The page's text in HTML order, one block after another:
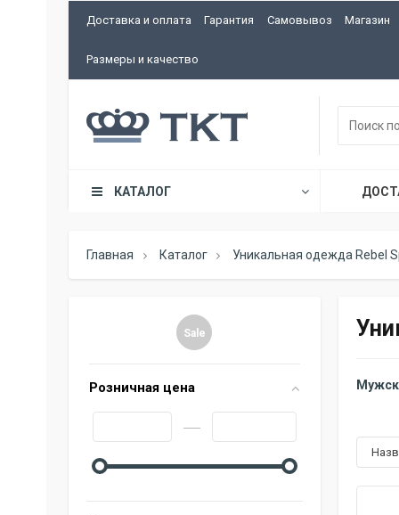
Доставка и оплата Гарантия Самовывоз Магазин
Размеры и качество
КАТАЛОГ
Главная Каталог Уникальная одежда Rebel
Sale
Розничная цена